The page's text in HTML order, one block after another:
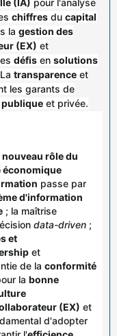
(IA) pour l'analyse
chiffres du capital
la gestion des
(EX) et
défis en solutions
transparence et
les garants de
et privée.
rôle du
économique
passe par
d'information
; la maîtrise
data-driven ;
et
et
de la conformité
la bonne
(EX) et
d'adopter